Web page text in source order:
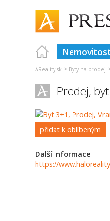
AReality.sk > Byty na prodej
Prodej,
přidat k oblíbeným
Další informace